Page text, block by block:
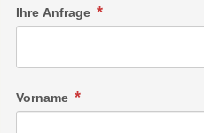
Ihre Anfrage
Vorname